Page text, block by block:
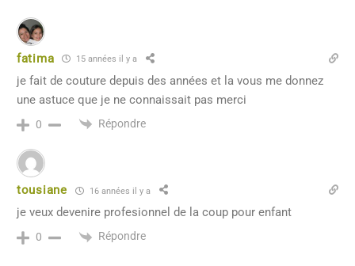
fatima 15 années il y a
je fait de couture depuis des années et la vous me donnez
une astuce que je ne connaissait pas merci
0 Répondre
tousiane 16 années il y a
je veux devenire profesionnel de la coup pour enfant
0 Répondre